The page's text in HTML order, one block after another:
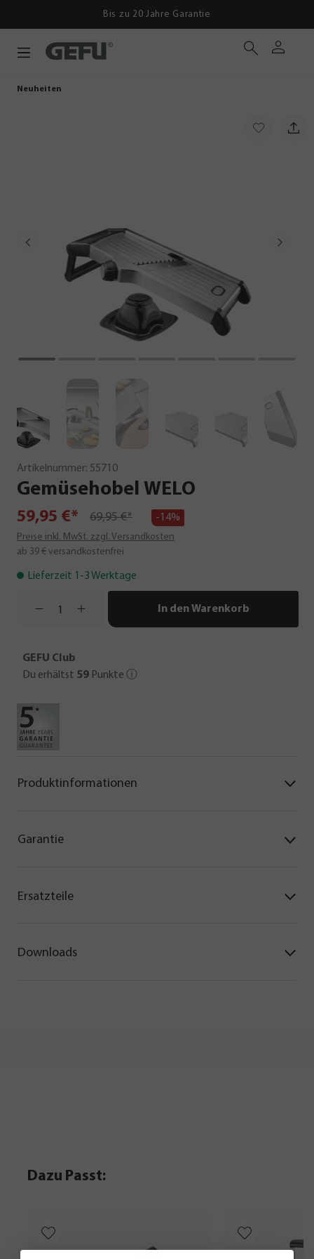
Bis zu 20 Jahre Garantie
Neuheiten
Artikelnummer: 55710
Gemüsehobel WELO
59,95 €* 69,95 €* -14%
Preise inkl. MwSt. zzgl. Versandkosten
ab 39 € versandkostenfrei
Lieferzeit 1-3 Werktage
In den Warenkorb
GEFU Club
Du erhältst 59 Punkte ⓘ
Produktinformationen
Garantie
Ersatzteile
Downloads
Dazu Passt: